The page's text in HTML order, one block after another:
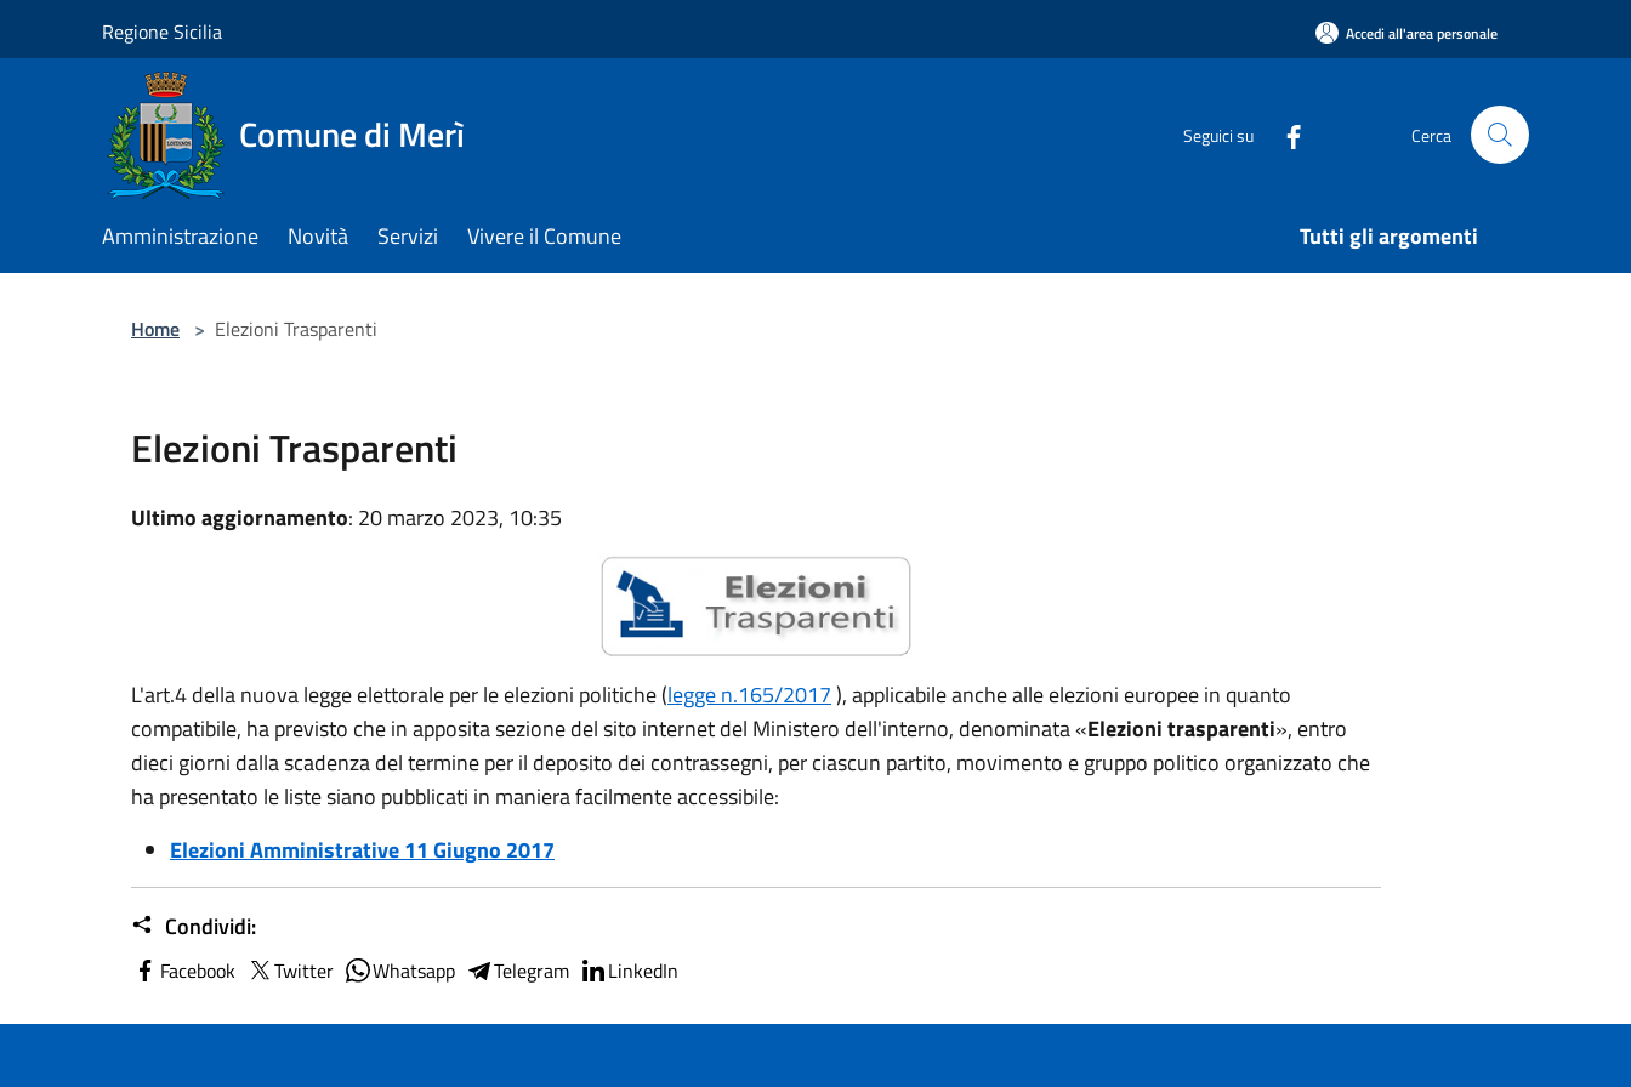
Regione Sicilia Accedi all'area personale
Comune di Merì Seguici su Cerca
Amministrazione Novità Servizi Vivere il Comune Tutti gli argomenti
Home > Elezioni Trasparenti
Elezioni Trasparenti
Ultimo aggiornamento: 20 marzo 2023, 10:35
L'art.4 della nuova legge elettorale per le elezioni politiche (legge n.165/2017), applicabile anche alle elezioni europee in quanto
compatibile, ha previsto che in apposita sezione del sito internet del Ministero dell'interno, denominata «Elezioni trasparenti», entro
dieci giorni dalla scadenza del termine per il deposito dei contrassegni, per ciascun partito, movimento e gruppo politico organizzato che
ha presentato le liste siano pubblicati in maniera facilmente accessibile:
Elezioni Amministrative 11 Giugno 2017
Condividi:
Facebook Twitter Whatsapp Telegram LinkedIn